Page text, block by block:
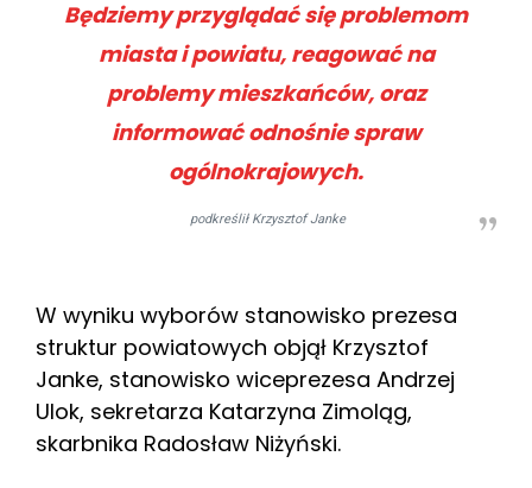
Będziemy przyglądać się problemom
miasta i powiatu, reagować na
problemy mieszkańców, oraz
informować odnośnie spraw
ogólnokrajowych.
podkreślił Krzysztof Janke
W wyniku wyborów stanowisko prezesa
struktur powiatowych objął Krzysztof
Janke, stanowisko wiceprezesa Andrzej
Ulok, sekretarza Katarzyna Zimoląg,
skarbnika Radosław Niżyński.